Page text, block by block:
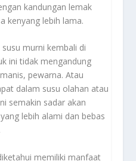
kandungan lemak
kenyang lebih lama.
murni kembali di
ini tidak mengandung
pewarna. Atau
dalam susu olahan atau
semakin sadar akan
lebih alami dan bebas
memiliki manfaat